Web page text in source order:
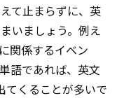
て止まらずに、英
いましょう。例え
関係するイベン
語であれば、英文
てくることが多いで